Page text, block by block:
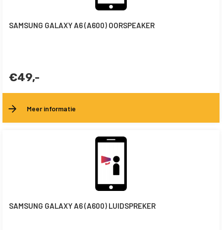
SAMSUNG GALAXY A6 (A600) OORSPEAKER
€49,-
Meer informatie
SAMSUNG GALAXY A6 (A600) LUIDSPREKER